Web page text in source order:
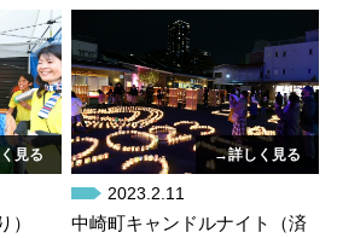
見る
）
→詳しく見る
2023.2.11
中崎町キャンドルナイト（済